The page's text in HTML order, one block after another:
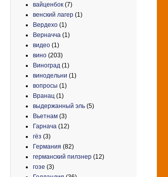
вайценбок (7)
венский лагер (1)
Вердехо (1)
Верначча (1)
видео (1)
вино (203)
Виноград (1)
винодельни (1)
вопросы (1)
Вранац (1)
выдержанный эль (5)
Вьетнам (3)
Гарнача (12)
гёз (3)
Германия (82)
германский пилзнер (12)
гозе (3)